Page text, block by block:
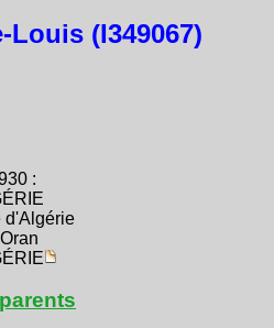
(I349067)
:
d'Algérie